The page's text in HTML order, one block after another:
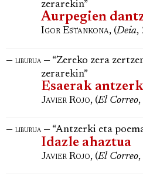
zerarekin”
Aurpegien
Igor Estankona, (Deia,
— liburua — “Zereko zera
zerarekin”
Esaerak
Javier Rojo, (El Correo
— liburua — “Antzerki eta
Idazle ahaztua
Javier Rojo, (El Correo